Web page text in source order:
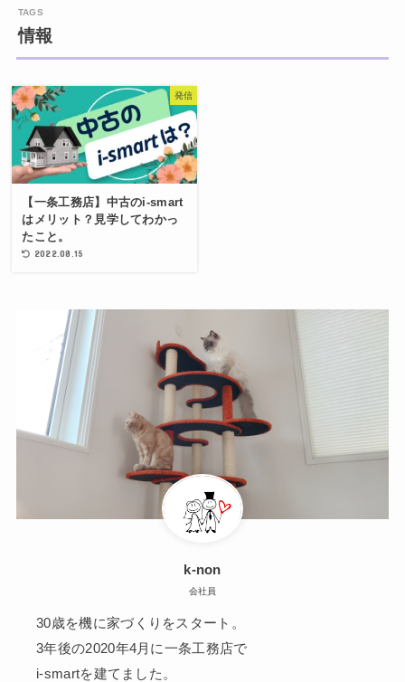
情報
発信
【一条工務店】中古のi-smart
はメリット？見学してわかっ
たこと。
2022.08.15
k-non
会社員
30歳を機に家づくりをスタート。
3年後の2020年4月に一条工務店で
i-smartを建てました。